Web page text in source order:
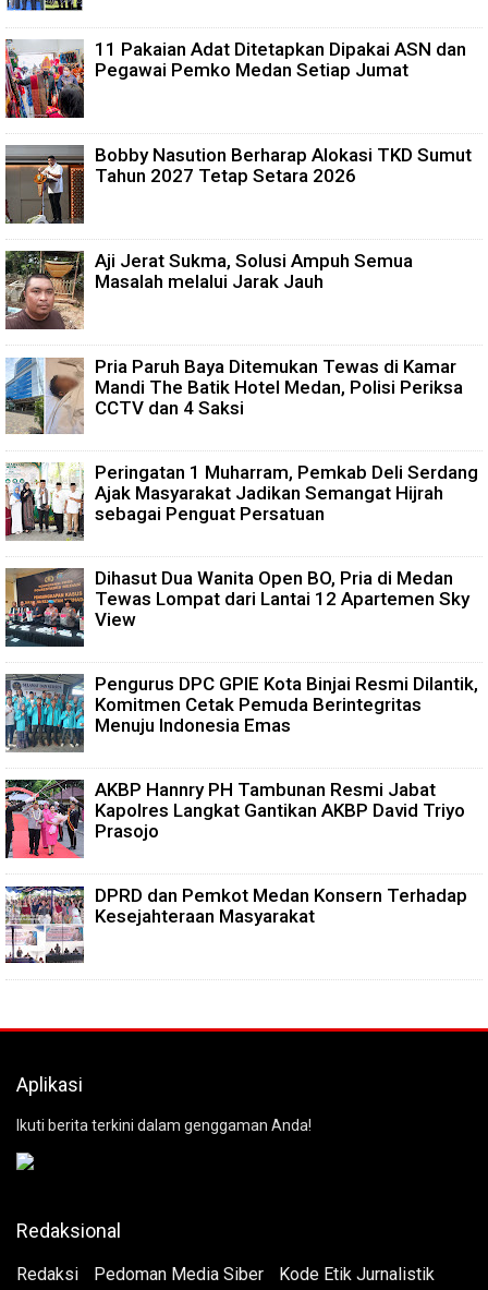
11 Pakaian Adat Ditetapkan Dipakai ASN dan
Pegawai Pemko Medan Setiap Jumat
Bobby Nasution Berharap Alokasi TKD Sumut
Tahun 2027 Tetap Setara 2026
Aji Jerat Sukma, Solusi Ampuh Semua
Masalah melalui Jarak Jauh
Pria Paruh Baya Ditemukan Tewas di Kamar
Mandi The Batik Hotel Medan, Polisi Periksa
CCTV dan 4 Saksi
Peringatan 1 Muharram, Pemkab Deli Serdang
Ajak Masyarakat Jadikan Semangat Hijrah
sebagai Penguat Persatuan
Dihasut Dua Wanita Open BO, Pria di Medan
Tewas Lompat dari Lantai 12 Apartemen Sky
View
Pengurus DPC GPIE Kota Binjai Resmi Dilantik,
Komitmen Cetak Pemuda Berintegritas
Menuju Indonesia Emas
AKBP Hannry PH Tambunan Resmi Jabat
Kapolres Langkat Gantikan AKBP David Triyo
Prasojo
DPRD dan Pemkot Medan Konsern Terhadap
Kesejahteraan Masyarakat
Aplikasi
Ikuti berita terkini dalam genggaman Anda!
Redaksional
Redaksi Pedoman Media Siber Kode Etik Jurnalistik